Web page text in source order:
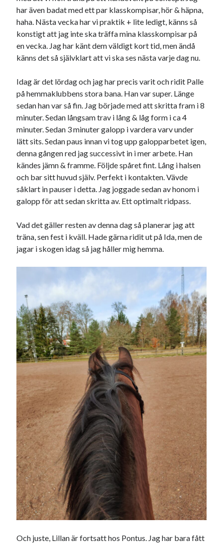
har även badat med ett par klasskompisar, hör & häpna,
haha. Nästa vecka har vi praktik + lite ledigt, känns så
konstigt att jag inte ska träffa mina klasskompisar på
en vecka. Jag har känt dem väldigt kort tid, men ändå
känns det så självklart att vi ska ses nästa varje dag nu.
Idag är det lördag och jag har precis varit och ridit Palle
på hemmaklubbens stora bana. Han var super. Länge
sedan han var så fin. Jag började med att skritta fram i 8
minuter. Sedan långsam trav i lång & låg form i ca 4
minuter. Sedan 3 minuter galopp i vardera varv under
lätt sits. Sedan paus innan vi tog upp galopparbetet igen,
denna gången red jag successivt in i mer arbete. Han
kändes jämn & framme. Följde spåret fint. Lång i halsen
och bar sitt huvud själv. Perfekt i kontakten. Vävde
såklart in pauser i detta. Jag joggade sedan av honom i
galopp för att sedan skritta av. Ett optimalt ridpass.
Vad det gäller resten av denna dag så planerar jag att
träna, sen fest i kväll. Hade gärna ridit ut på Ida, men de
jagar i skogen idag så jag håller mig hemma.
Och juste, Lillan är fortsatt hos Pontus. Jag har bara fått